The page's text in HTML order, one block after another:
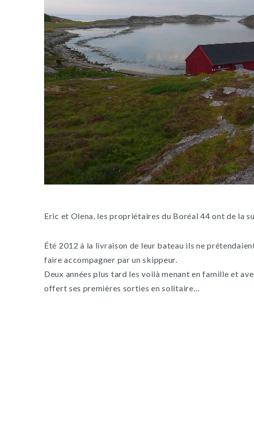
Eric et Olena, les propriétaires du Boréal 44 ont de la
Été 2012 à la livraison de leur bateau ils ne
faire accompagner par un skippeur.
Deux années plus tard les voilà menant en famille et
offert ses premières sorties en solitaire…